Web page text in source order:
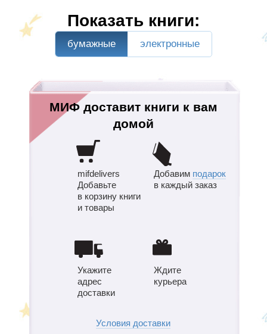
Показать книги:
бумажные электронные
МИФ доставит книги к вам
домой
mifdelivers
Добавьте
в корзину книги
и товары
Добавим подарок
в каждый заказ
Укажите
адрес
доставки
Ждите
курьера
Условия доставки